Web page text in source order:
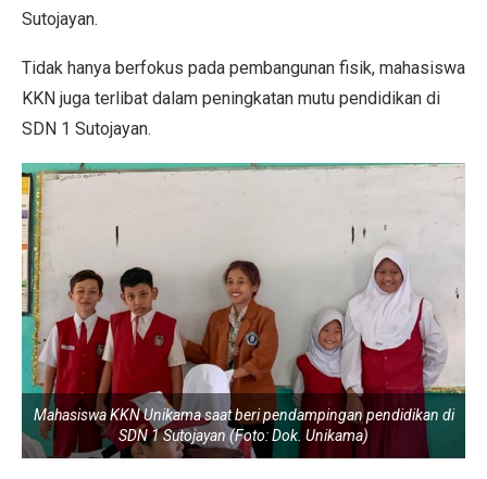
Sutojayan.
Tidak hanya berfokus pada pembangunan fisik, mahasiswa
KKN juga terlibat dalam peningkatan mutu pendidikan di
SDN 1 Sutojayan.
Mahasiswa KKN Unikama saat beri pendampingan pendidikan di
SDN 1 Sutojayan (Foto: Dok. Unikama)